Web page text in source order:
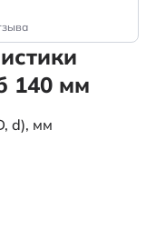
140 мм
d), мм